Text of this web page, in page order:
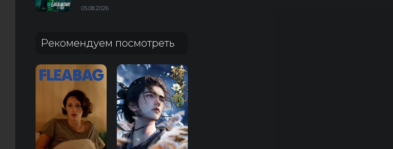
05.08.2026
Рекомендуем посмотреть